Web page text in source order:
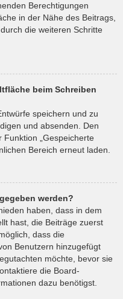
Berechtigungen
in der Nähe des Beitrags,
die weiteren Schritte
beim Schreiben
speichern und zu
und absenden. Den
„Gespeicherte
Bereich erneut laden.
werden?
haben, dass in dem
hast, die Beiträge zuerst
dass die
Benutzern hinzugefügt
möchte, bevor sie
die Board-
dazu benötigst.